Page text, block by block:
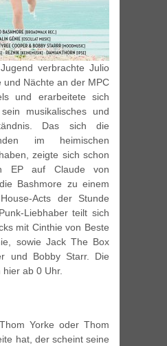
verbrachte Julio
und Nächte an der MPC
und erarbeitete sich
musikalisches und
Das sich die
im heimischen
zeigte sich schon
EP auf Claude von
Bashmore zu einem
Acts der Stunde
Liebhaber teilt sich
mit Cinthie von Beste
sowie Jack The Box
und Bobby Starr. Die
ab 0 Uhr.
Yorke oder Thom
hat, der scheint seine